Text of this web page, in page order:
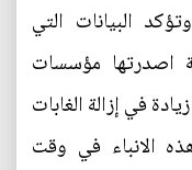
البيانات التي
اصدرتها مؤسسات
في إزالة الغابات
وتجي هذه الانباء في وقت